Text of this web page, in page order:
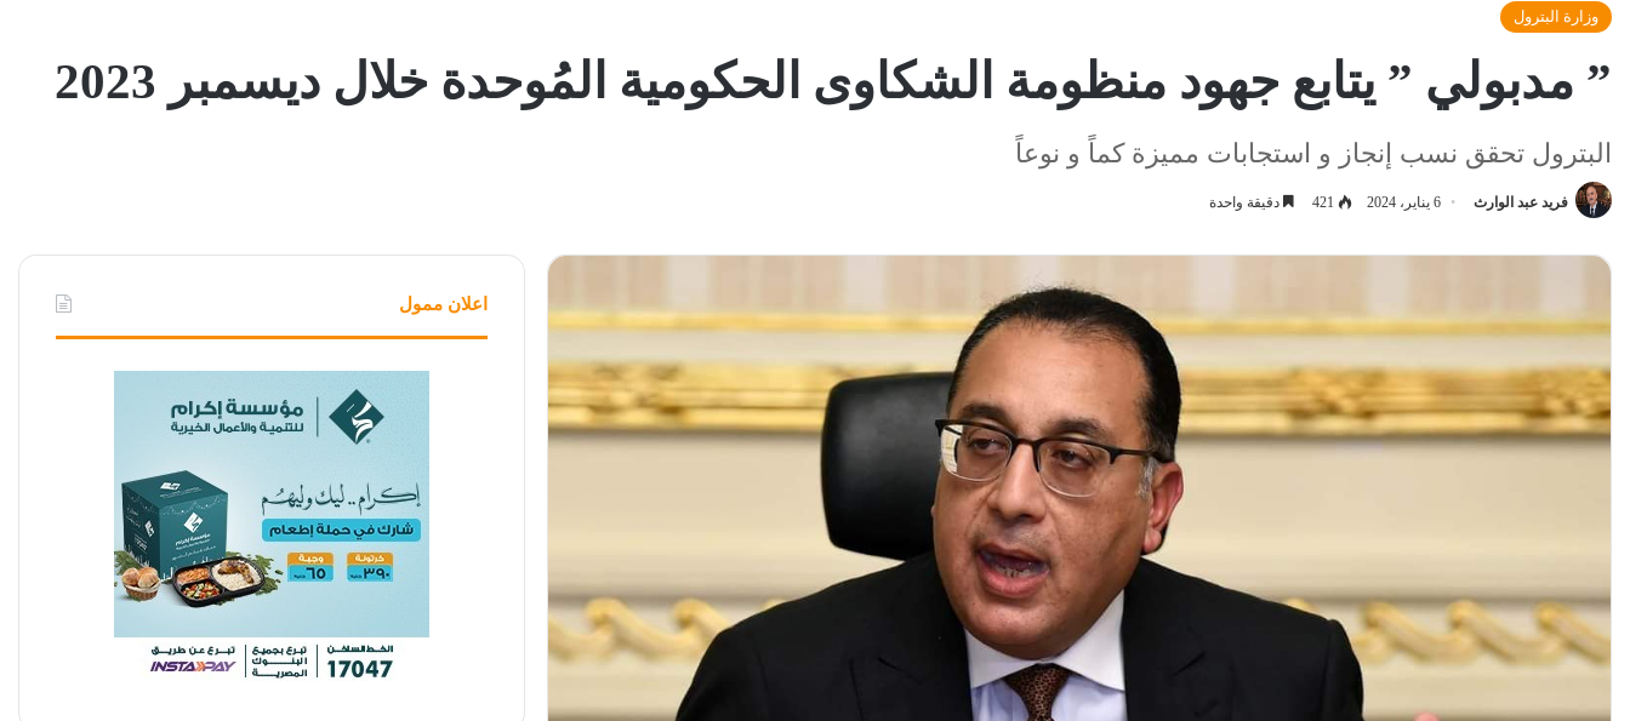
وزارة البترول
” مدبولي ” يتابع جهود منظومة الشكاوى الحكومية المُوحدة خلال ديسمبر 2023
البترول تحقق نسب إنجاز و استجابات مميزة كماً و نوعاً
فريد عبد الوارث 6 يناير، 2024 421 دقيقة واحدة
اعلان ممول